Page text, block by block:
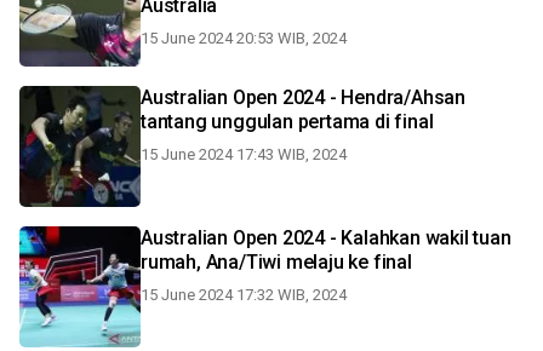
Australia
15 June 2024 20:53 WIB, 2024
Australian Open 2024 - Hendra/Ahsan
tantang unggulan pertama di final
15 June 2024 17:43 WIB, 2024
Australian Open 2024 - Kalahkan wakil tuan
rumah, Ana/Tiwi melaju ke final
15 June 2024 17:32 WIB, 2024